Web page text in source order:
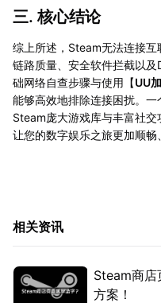
三. 核心结论
综上所述，Steam无法连接
链路质量、安全软件拦截以
础网络自查步骤与使用【UU
能够高效地排除连接困扰。
Steam庞大游戏库与丰富社
让您的数字娱乐之旅更加顺畅
相关资讯
Steam商店
方案！